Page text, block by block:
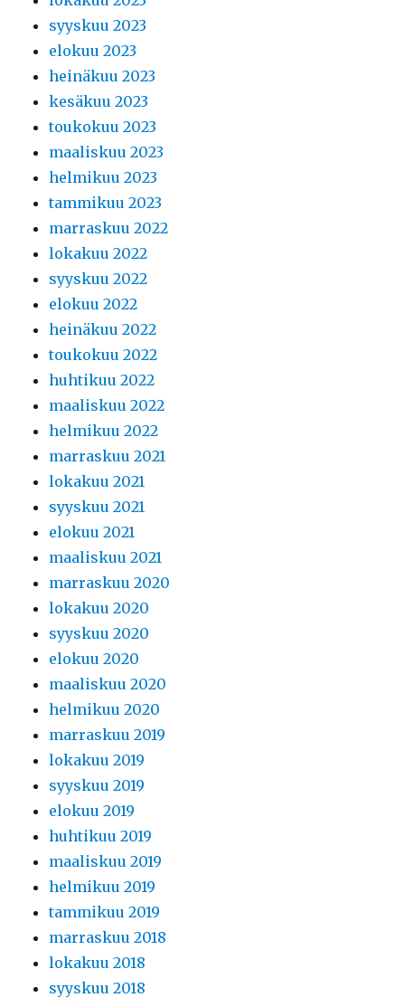
syyskuu 2023
elokuu 2023
heinäkuu 2023
kesäkuu 2023
toukokuu 2023
maaliskuu 2023
helmikuu 2023
tammikuu 2023
marraskuu 2022
lokakuu 2022
syyskuu 2022
elokuu 2022
heinäkuu 2022
toukokuu 2022
huhtikuu 2022
maaliskuu 2022
helmikuu 2022
marraskuu 2021
lokakuu 2021
syyskuu 2021
elokuu 2021
maaliskuu 2021
marraskuu 2020
lokakuu 2020
syyskuu 2020
elokuu 2020
maaliskuu 2020
helmikuu 2020
marraskuu 2019
lokakuu 2019
syyskuu 2019
elokuu 2019
huhtikuu 2019
maaliskuu 2019
helmikuu 2019
tammikuu 2019
marraskuu 2018
lokakuu 2018
syyskuu 2018